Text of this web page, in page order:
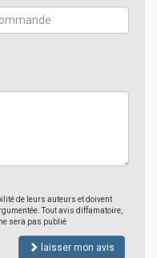
de leurs auteurs et doivent
Tout avis diffamatoire,
sera pas publié
laisser mon avis